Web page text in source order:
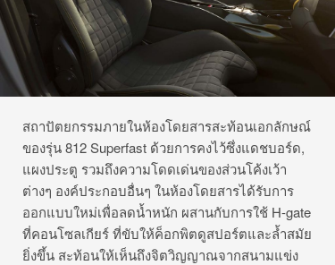
สถาปัตยกรรมภายในห้องโดยสารสะท้อนเอกลักษณ์
ของรุ่น 812 Superfast ด้วยการคงไว้ซึ่งแดชบอร์ด,
แผงประตู รวมถึงความโดดเด่นของส่วนโค้งเว้า
ต่างๆ องค์ประกอบอื่นๆ ในห้องโดยสารได้รับการ
ออกแบบใหม่เพื่อลดน้ำหนัก ผสานกับการใช้ H-gate
ที่คอนโซลเกียร์ ที่ขับให้ค็อกพิตดูสปอร์ตและล้ำสมัย
ยิ่งขึ้น สะท้อนให้เห็นถึงจิตวิญญาณจากสนามแข่ง